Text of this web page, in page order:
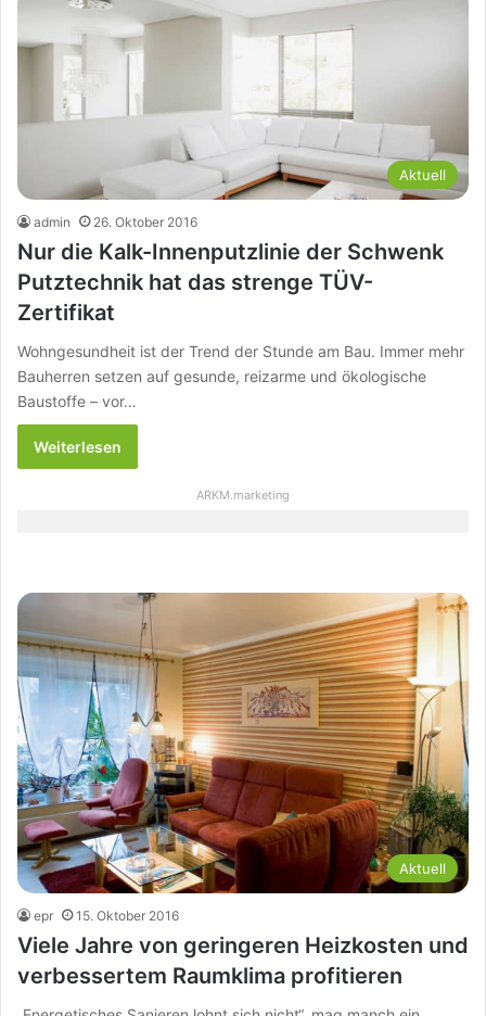
Aktuell
admin 26. Oktober 2016
Nur die Kalk-Innenputzlinie der Schwenk
Putztechnik hat das strenge TÜV-
Zertifikat
Wohngesundheit ist der Trend der Stunde am Bau. Immer mehr
Bauherren setzen auf gesunde, reizarme und ökologische
Baustoffe – vor…
Weiterlesen
ARKM.marketing
Aktuell
epr 15. Oktober 2016
Viele Jahre von geringeren Heizkosten und
verbessertem Raumklima profitieren